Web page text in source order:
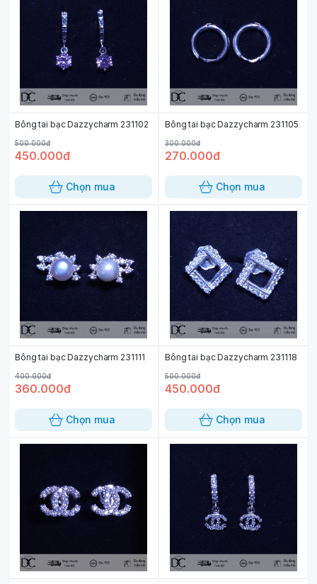
Bông tai bạc Dazzycharm 231102
500.000đ
450.000đ
Chọn mua
Bông tai bạc Dazzycharm 231105
300.000đ
270.000đ
Chọn mua
Bông tai bạc Dazzycharm 231111
400.000đ
360.000đ
Chọn mua
Bông tai bạc Dazzycharm 231118
500.000đ
450.000đ
Chọn mua